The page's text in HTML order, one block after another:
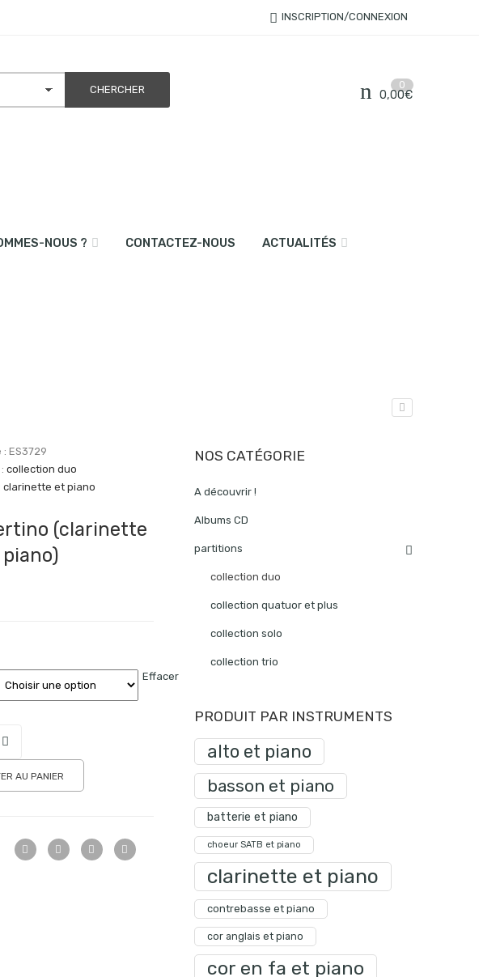
INSCRIPTION/CONNEXION
0
0,00€
NOUS ? CONTACTEZ-NOUS ACTUALITÉS
: ES3729
collection duo
clarinette et piano
(clarinette
Effacer
AU PANIER
NOS CATÉGORIE
A découvrir !
Albums CD
partitions
collection duo
collection quatuor et plus
collection solo
collection trio
PRODUIT PAR INSTRUMENTS
alto et piano
basson et piano
batterie et piano
choeur SATB et piano
clarinette et piano
contrebasse et piano
cor anglais et piano
cor en fa et piano